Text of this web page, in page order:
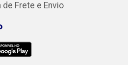
de Frete e Envio